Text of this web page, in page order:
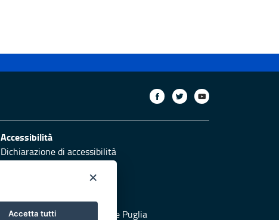
Accessibilità
Dichiarazione di accessibilità
Obiettivi di accessibilità
Protezione civile
Vai al sito di Protezione Civile Puglia
×
Accetta tutti